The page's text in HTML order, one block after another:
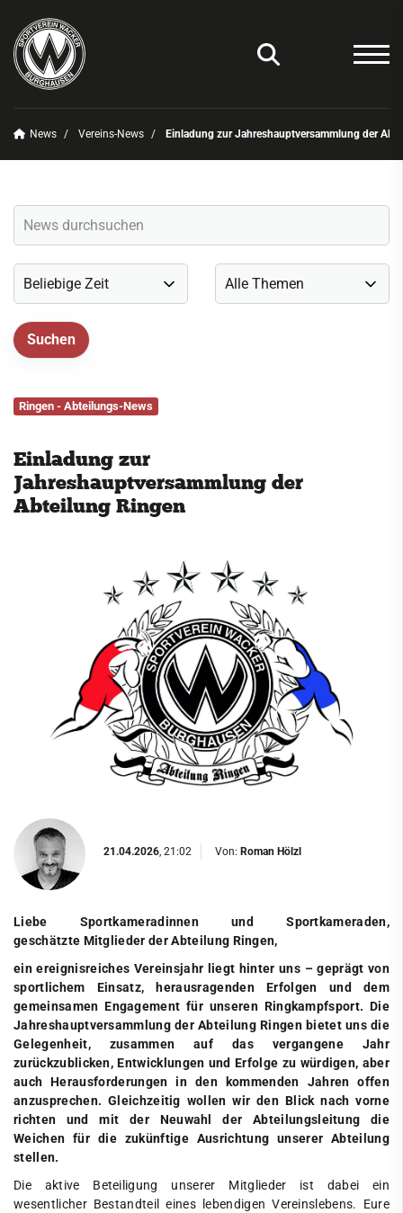
News Vereins-News Einladung zur Jahreshauptversammlung der
Ringen - Abteilungs-News
Einladung zur
Jahreshauptversammlung der
Abteilung Ringen
21.04.2026, 21:02 Von: Roman Hölzl
Liebe Sportkameradinnen und Sportkameraden,
geschätzte Mitglieder der Abteilung Ringen,
ein ereignisreiches Vereinsjahr liegt hinter uns – geprägt von
sportlichem Einsatz, herausragenden Erfolgen und dem
gemeinsamen Engagement für unseren Ringkampfsport. Die
Jahreshauptversammlung der Abteilung Ringen bietet uns die
Gelegenheit, zusammen auf das vergangene Jahr
zurückzublicken, Entwicklungen und Erfolge zu würdigen, aber
auch Herausforderungen in den kommenden Jahren offen
anzusprechen. Gleichzeitig wollen wir den Blick nach vorne
richten und mit der Neuwahl der Abteilungsleitung die
Weichen für die zukünftige Ausrichtung unserer Abteilung
stellen.
Die aktive Beteiligung unserer Mitglieder ist dabei ein
wesentlicher Bestandteil eines lebendigen Vereinslebens. Eure
Vereins-News
Vereins-App/Vereinszeitung
Onlineshop
Sportdeutschland-News
Kontakt